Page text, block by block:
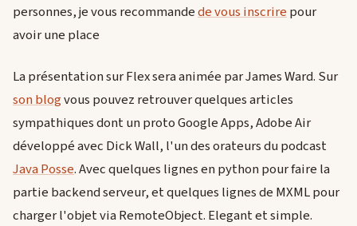
personnes, je vous recommandede vous inscrirepour
avoir une place
La présentation sur Flex sera animée par James Ward. Sur
son blogvous pouvez retrouver quelques articles
sympathiques dont un proto Google Apps, Adobe Air
développé avec Dick Wall, l'un des orateurs du podcast
Java Posse. Avec quelques lignes en python pour faire la
partie backend serveur, et quelques lignes de MXML pour
charger l'objet via RemoteObject. Elegant et simple.